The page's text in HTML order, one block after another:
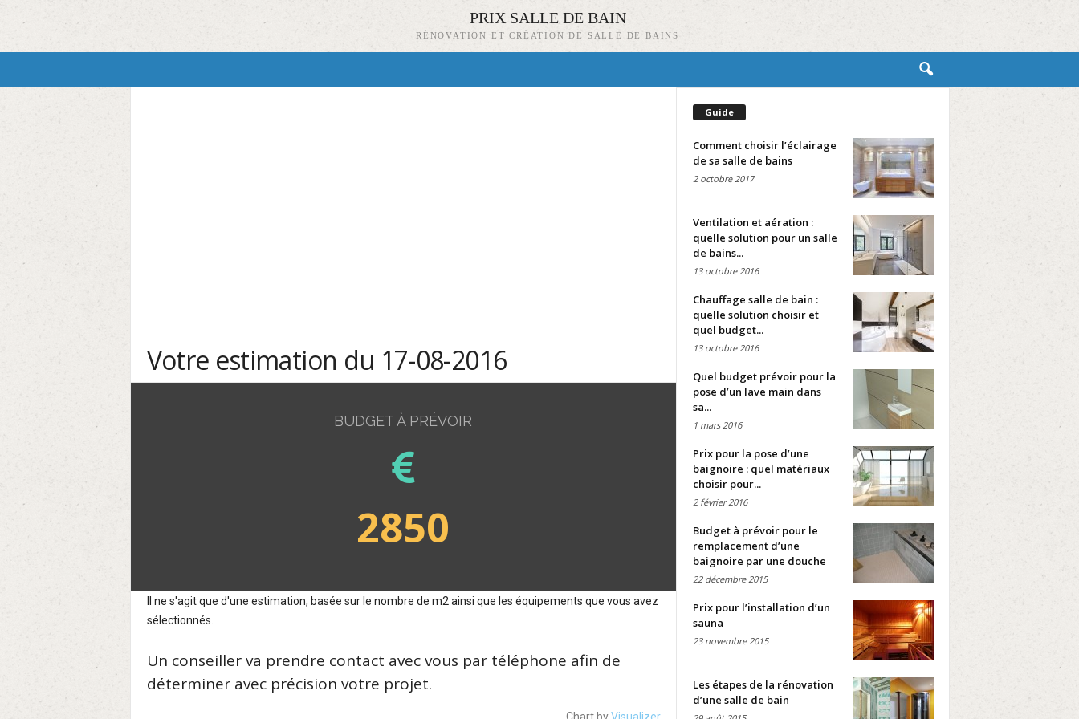
PRIX SALLE DE BAIN
RÉNOVATION ET CRÉATION DE SALLE DE BAINS
Votre estimation du 17-08-2016
BUDGET À PRÉVOIR
2850
Il ne s'agit que d'une estimation, basée sur le nombre de m2 ainsi que les équipements que vous avez
sélectionnés.
Un conseiller va prendre contact avec vous par téléphone afin de
déterminer avec précision votre projet.
Chart byVisualizer
Guide
Comment choisir l’éclairage
de sa salle de bains
2 octobre 2017
Ventilation et aération :
quelle solution pour un salle
de bains...
13 octobre 2016
Chauffage salle de bain :
quelle solution choisir et
quel budget...
13 octobre 2016
Quel budget prévoir pour la
pose d’un lave main dans
sa...
1 mars 2016
Prix pour la pose d’une
baignoire : quel matériaux
choisir pour...
2 février 2016
Budget à prévoir pour le
remplacement d’une
baignoire par une douche
22 décembre 2015
Prix pour l’installation d’un
sauna
23 novembre 2015
Les étapes de la rénovation
d’une salle de bain